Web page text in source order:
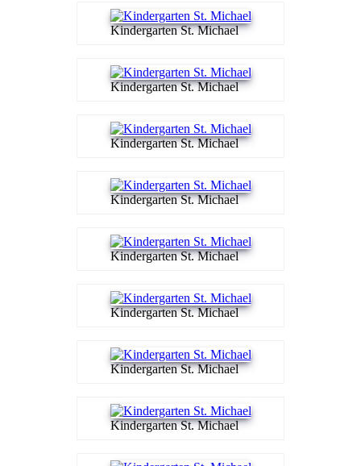
Kindergarten St. Michael
Kindergarten St. Michael
Kindergarten St. Michael
Kindergarten St. Michael
Kindergarten St. Michael
Kindergarten St. Michael
Kindergarten St. Michael
Kindergarten St. Michael